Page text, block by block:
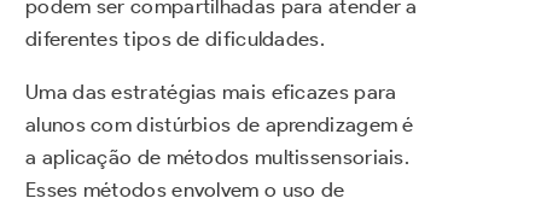
podem ser compartilhadas para atender a
diferentes tipos de dificuldades.
Uma das estratégias mais eficazes para
alunos com distúrbios de aprendizagem é
a aplicação de métodos multissensoriais.
Esses métodos envolvem o uso de